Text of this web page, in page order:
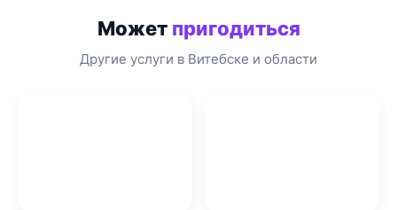
Может пригодиться
Другие услуги в Витебске и области